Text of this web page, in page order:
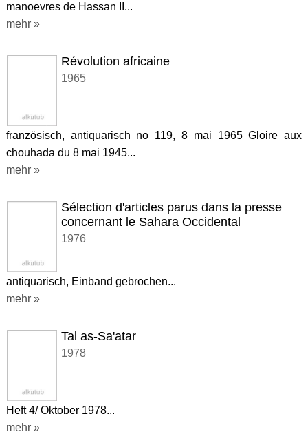
manoevres de Hassan II...
mehr »
Révolution africaine
1965
französisch, antiquarisch no 119, 8 mai 1965 Gloire aux
chouhada du 8 mai 1945...
mehr »
Sélection d'articles parus dans la presse
concernant le Sahara Occidental
1976
antiquarisch, Einband gebrochen...
mehr »
Tal as-Sa'atar
1978
Heft 4/ Oktober 1978...
mehr »